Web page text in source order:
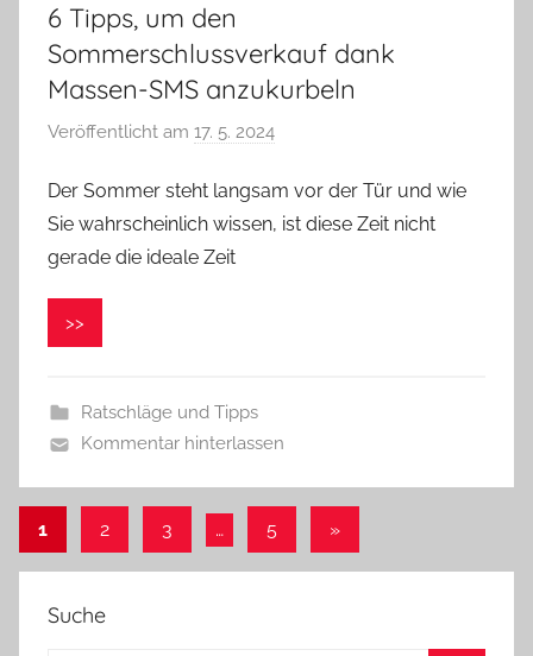
6 Tipps, um den
Sommerschlussverkauf dank
Massen-SMS anzukurbeln
Veröffentlicht am 17. 5. 2024
n
V
a
Der Sommer steht langsam vor der Tür und wie
Sie wahrscheinlich wissen, ist diese Zeit nicht
gerade die ideale Zeit
>>
Ratschläge und Tipps
Kommentar hinterlassen
Beitragsnavigation
1 2 3 … 5
Nächste
»
Suche